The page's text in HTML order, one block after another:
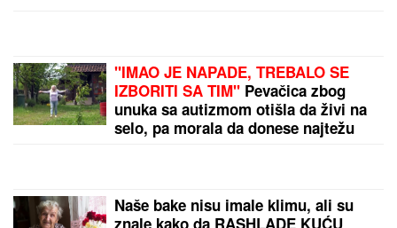
"IMAO JE NAPADE, TREBALO SE
IZBORITI SA TIM" Pevačica zbog
unuka sa autizmom otišla da živi na
selo, pa morala da donese najtežu
Naše bake nisu imale klimu, ali su
znale kako da RASHLADE KUĆU